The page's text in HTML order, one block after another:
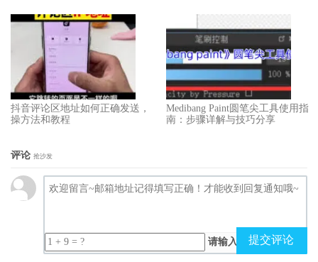
抖音评论区地址如何正确发送，
操方法和教程
Medibang Paint圆笔尖工具使用指
南：步骤详解与技巧分享
评论 抢沙发
请输入（计算结果）
提交评论